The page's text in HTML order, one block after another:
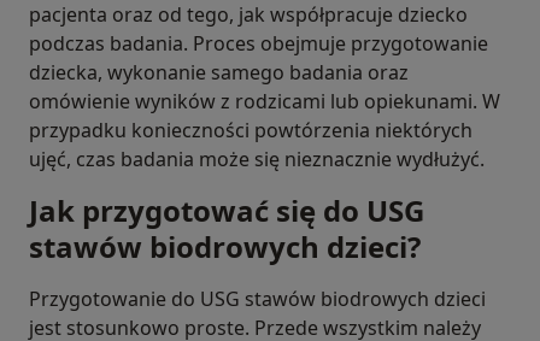
pacjenta oraz od tego, jak współpracuje dziecko
podczas badania. Proces obejmuje przygotowanie
dziecka, wykonanie samego badania oraz
omówienie wyników z rodzicami lub opiekunami. W
przypadku konieczności powtórzenia niektórych
ujęć, czas badania może się nieznacznie wydłużyć.
Jak przygotować się do USG
stawów biodrowych dzieci?
Przygotowanie do USG stawów biodrowych dzieci
jest stosunkowo proste. Przede wszystkim należy